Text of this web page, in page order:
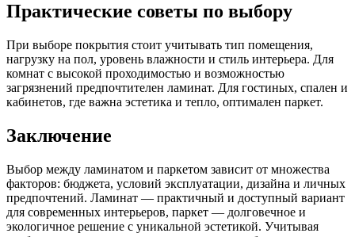
Практические советы по выбору
При выборе покрытия стоит учитывать тип помещения,
нагрузку на пол, уровень влажности и стиль интерьера. Для
комнат с высокой проходимостью и возможностью
загрязнений предпочтителен ламинат. Для гостиных, спален и
кабинетов, где важна эстетика и тепло, оптимален паркет.
Заключение
Выбор между ламинатом и паркетом зависит от множества
факторов: бюджета, условий эксплуатации, дизайна и личных
предпочтений. Ламинат — практичный и доступный вариант
для современных интерьеров, паркет — долговечное и
экологичное решение с уникальной эстетикой. Учитывая